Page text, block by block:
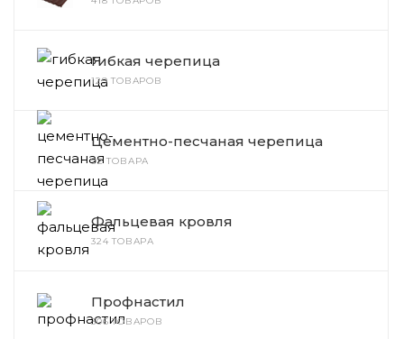
Гибкая черепица
129 ТОВАРОВ
Цементно-песчаная черепица
92 ТОВАРА
Фальцевая кровля
324 ТОВАРА
Профнастил
306 ТОВАРОВ